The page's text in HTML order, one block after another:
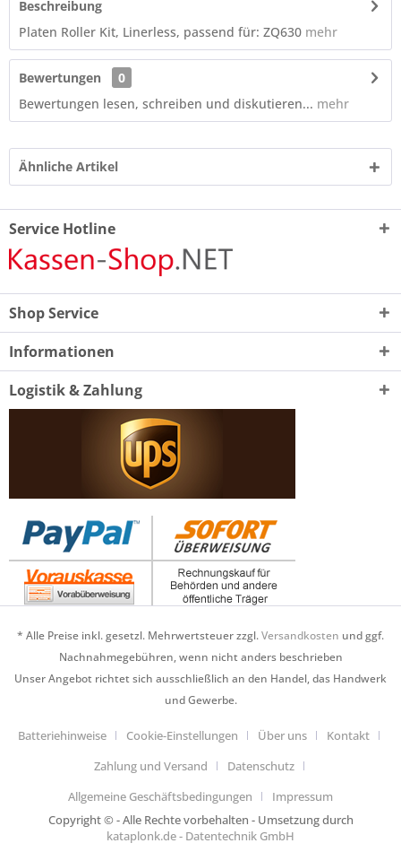
Beschreibung
Platen Roller Kit, Linerless, passend für: ZQ630 mehr
Bewertungen
0
Bewertungen lesen, schreiben und diskutieren... mehr
Ähnliche Artikel
Service Hotline
Shop Service
Informationen
Logistik & Zahlung
* Alle Preise inkl. gesetzl. Mehrwertsteuer zzgl.Versandkosten und ggf.
Nachnahmegebühren, wenn nicht anders beschrieben
Unser Angebot richtet sich ausschließlich an den Handel, das Handwerk
und Gewerbe.
Batteriehinweise Cookie-Einstellungen Über uns
Kontakt
Zahlung und Versand
Datenschutz
Allgemeine Geschäftsbedingungen
Impressum
Copyright © - Alle Rechte vorbehalten - Umsetzung durch
kataplonk.de - Datentechnik GmbH